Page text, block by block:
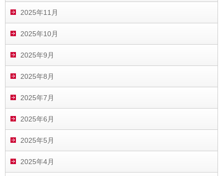
2025年11月
2025年10月
2025年9月
2025年8月
2025年7月
2025年6月
2025年5月
2025年4月